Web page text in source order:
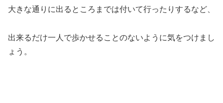
大きな通りに出るところまでは付いて行ったりするなど、
出来るだけ一人で歩かせることのないように気をつけまし
ょう。